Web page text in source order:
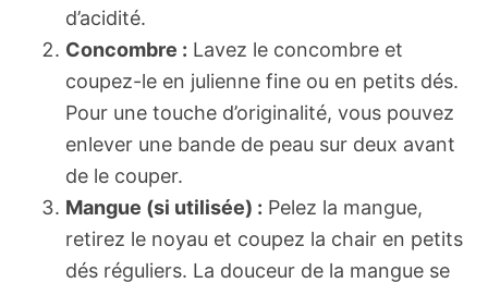
d’acidité.
Concombre : Lavez le concombre et
coupez-le en julienne fine ou en petits dés.
Pour une touche d’originalité, vous pouvez
enlever une bande de peau sur deux avant
de le couper.
Mangue (si utilisée) : Pelez la mangue,
retirez le noyau et coupez la chair en petits
dés réguliers. La douceur de la mangue se